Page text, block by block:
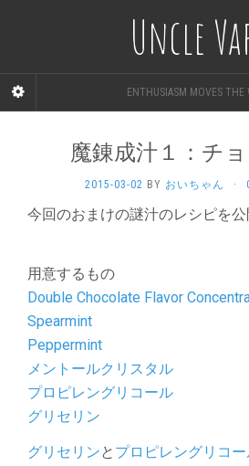
Uncle
ENTHUSIASM MOVES THE
魔錬成汁１：チ
2015-03-02 BY おいちゃん ·
今回のおまけの謎汁のレシピを公
用意するもの
Double Chocolate Flavor
Spearmint
Peppermint
メントールクリスタル
プロピレングリコール
グリセリン
グリセリンと プロピレングリコ